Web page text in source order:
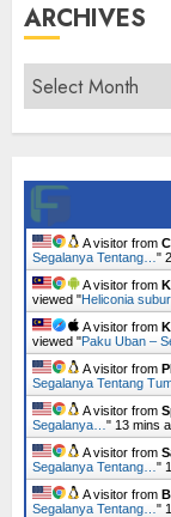
ARCHIVES
Archives
A visitor from
Segalanya Tentang… "
A visitor from
viewed "Heliconia
A visitor from
viewed "Paku Uban –
A visitor from
Segalanya Tentang
A visitor from
Segalanya… " 13 mins
A visitor from
Segalanya Tentang… "
A visitor from
Segalanya Tentang… "